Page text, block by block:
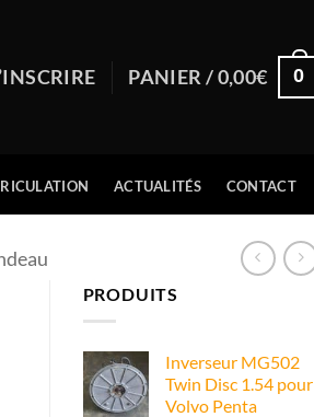
PANIER /0,00€ 0
ACTUALITÉS CONTACT
PRODUITS
Inverseur MG502
Twin Disc 1.54 pour
Volvo Penta